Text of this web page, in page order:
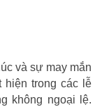
và sự may mắn
hiện trong các lễ
không ngoại lệ.